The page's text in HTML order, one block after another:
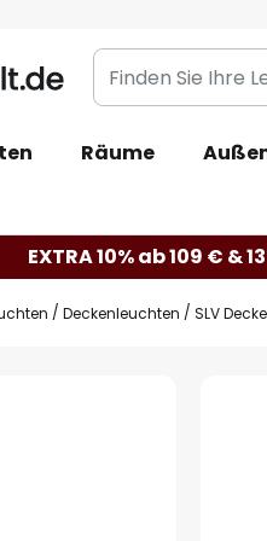
Finden
Sie
Leuchte...
Räume
EXTRA 10% ab 109 € &
Deckenleuchten SLV